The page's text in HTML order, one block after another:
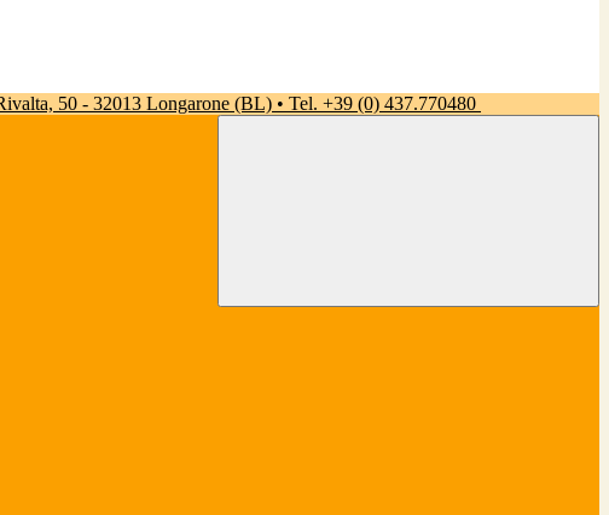
50 - 32013 Longarone (BL) • Tel. +39 (0) 437.770480